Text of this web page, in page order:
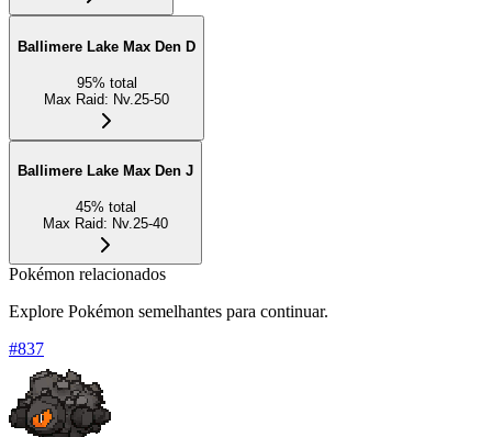
Ballimere Lake Max Den D
95% total
Max Raid: Nv.25-50
Ballimere Lake Max Den J
45% total
Max Raid: Nv.25-40
Pokémon relacionados
Explore Pokémon semelhantes para continuar.
#837